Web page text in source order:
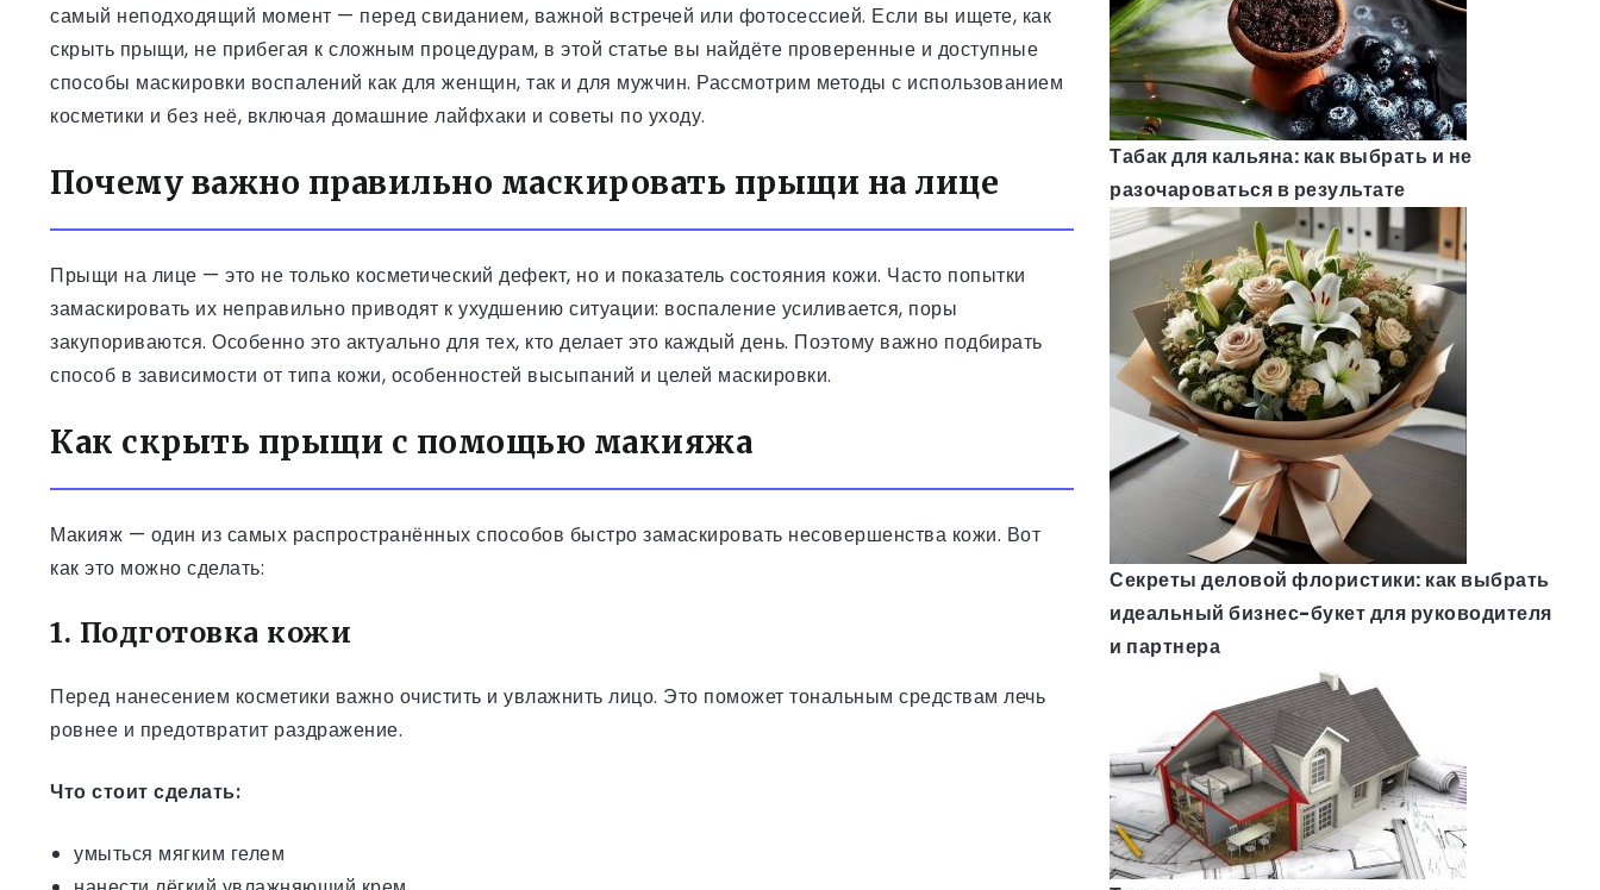
самый неподходящий момент — перед свиданием, важной встречей или фотосессией. Если вы ищете, как
скрыть прыщи, не прибегая к сложным процедурам, в этой статье вы найдёте проверенные и доступные
способы маскировки воспалений как для женщин, так и для мужчин. Рассмотрим методы с использованием
косметики и без неё, включая домашние лайфхаки и советы по уходу.
Почему важно правильно маскировать прыщи на лице
Прыщи на лице — это не только косметический дефект, но и показатель состояния кожи. Часто попытки
замаскировать их неправильно приводят к ухудшению ситуации: воспаление усиливается, поры
закупориваются. Особенно это актуально для тех, кто делает это каждый день. Поэтому важно подбирать
способ в зависимости от типа кожи, особенностей высыпаний и целей маскировки.
Как скрыть прыщи с помощью макияжа
Макияж — один из самых распространённых способов быстро замаскировать несовершенства кожи. Вот
как это можно сделать:
1. Подготовка кожи
Перед нанесением косметики важно очистить и увлажнить лицо. Это поможет тональным средствам лечь
ровнее и предотвратит раздражение.
Что стоит сделать:
умыться мягким гелем
Табак для кальяна: как выбрать и не
разочароваться в результате
Секреты деловой флористики: как выбрать
идеальный бизнес-букет для руководителя
и партнера